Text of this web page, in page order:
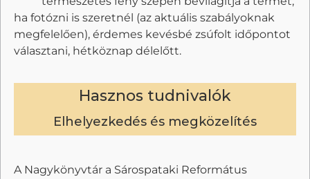
ha fotózni is szeretnél (az aktuális szabályoknak
megfelelően), érdemes kevésbé zsúfolt időpontot
választani, hétköznap délelőtt.
Hasznos tudnivalók
Elhelyezkedés és megközelítés
A Nagykönyvtár a Sárospataki Református